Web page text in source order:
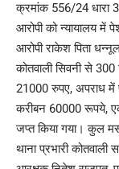
क्रमांक 556/24 धारा
आरोपी को न्यायालय में
आरोपी राकेश पिता
कोतवाली सिवनी से
21000 रुपए, अपराध में
करीबन 60000 रूपये,
जप्त किया गया। कुल
थाना प्रभारी कोतवाली